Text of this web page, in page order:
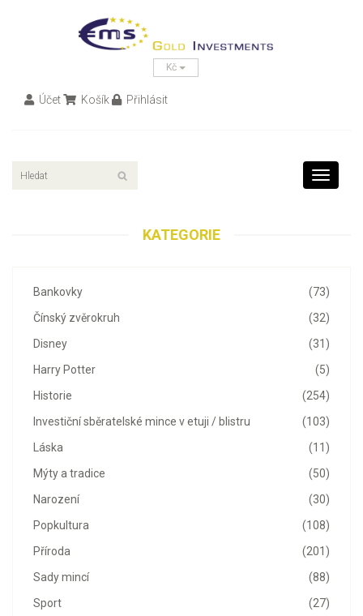
Kč
Účet Košík Přihlásit
Toggle
KATEGORIE
(73)
Bankovky
(32)
Čínský zvěrokruh
(31)
Disney
(5)
Harry Potter
(254)
Historie
(103)
Investiční sběratelské mince v etuji / blistru
(11)
Láska
(50)
Mýty a tradice
(30)
Narození
(108)
Popkultura
(201)
Příroda
(88)
Sady mincí
(27)
Sport